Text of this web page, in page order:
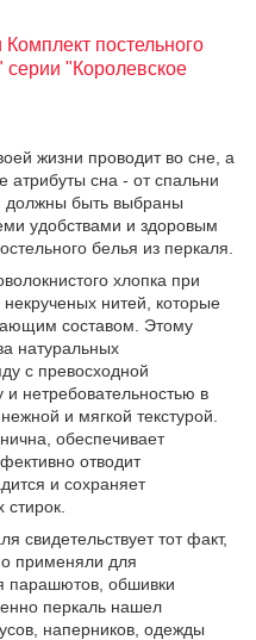
постельного
серии "Королевское
жизни проводит во сне, а
сна - от спальни
должны быть выбраны
удобствами и здоровым
белья из перкаля.
хлопка при
нитей, которые
составом. Этому
натуральных
с превосходной
и нетребовательностью в
и мягкой текстурой.
обеспечивает
отводит
и сохраняет
свидетельствует тот факт,
применяли для
парашютов, обшивки
перкаль нашел
наперников, одежды